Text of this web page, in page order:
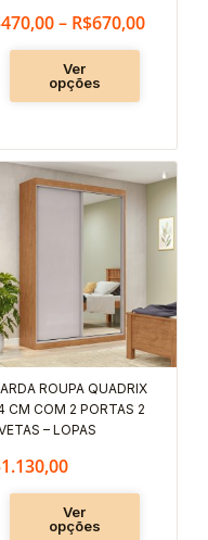
470,00– R$670,00
Ver
opções
produto
ROUPA QUADRIX
CM COM 2 PORTAS 2
– LOPAS
1.130,00
Ver
opções
Este
produto
tem
As
opções
podem
ser